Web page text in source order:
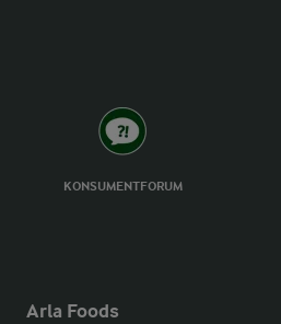
KONSUMENTFORUM
Arla Foods